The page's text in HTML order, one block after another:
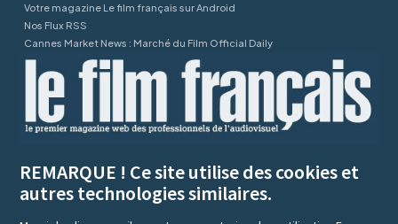
Votre magazine Le film français sur Android
Nos Flux RSS
Cannes Market News : Marché du Film Official Daily
REMARQUE ! Ce site utilise des cookies et
autres technologies similaires.